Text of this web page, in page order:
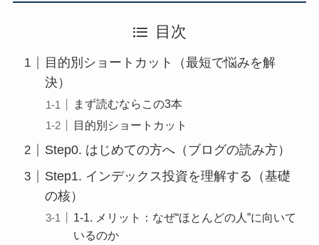
目次
目的別ショートカット（最短で悩みを解
決）
まず読むならこの3本
目的別ショートカット
Step0. はじめての方へ（ブログの読み方）
Step1. インデックス投資を理解する（基礎
の核）
1-1. メリット：なぜ“ほとんどの人”に向いて
いるのか